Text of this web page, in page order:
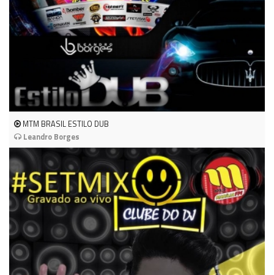
MTM BRASIL ESTILO DUB
Leandro Borges